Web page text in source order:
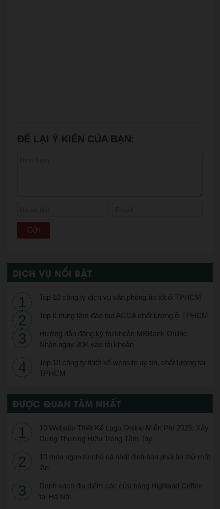
ĐỂ LẠI Ý KIẾN CỦA BẠN:
DỊCH VỤ NỔI BẬT
Top 10 công ty dịch vụ văn phòng ảo tốt ở TPHCM
Top 6 trung tâm đào tạo ACCA chất lượng ở TPHCM
Hướng dẫn đăng ký tài khoản MBBank Online –
Nhận ngay 30K vào tài khoản
Top 10 công ty thiết kế website uy tín, chất lượng tại
TPHCM
ĐƯỢC QUAN TÂM NHẤT
10 Website Thiết Kế Logo Online Miễn Phí 2025: Xây
Dựng Thương Hiệu Trong Tầm Tay
10 món ngon từ chả cá nhất định bạn phải ăn thử một
lần
Danh sách địa điểm các cửa hàng Highland Coffee
tại Hà Nội